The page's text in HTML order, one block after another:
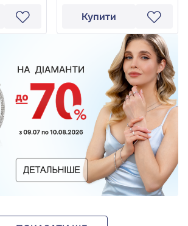
Купити